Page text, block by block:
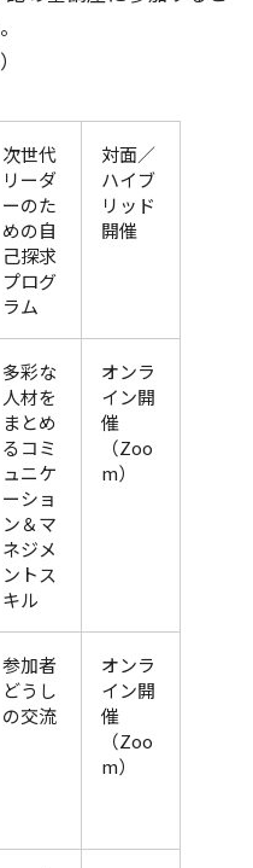
次世代
リーダ
ーのた
めの自
己探求
プログ
ラム
対面／
ハイブ
リッド
開催
多彩な
人材を
まとめ
るコミ
ュニケ
ーショ
ン＆マ
ネジメ
ントス
キル
オンラ
イン開
催
（Zoo
m）
参加者
どうし
の交流
オンラ
イン開
催
（Zoo
m）